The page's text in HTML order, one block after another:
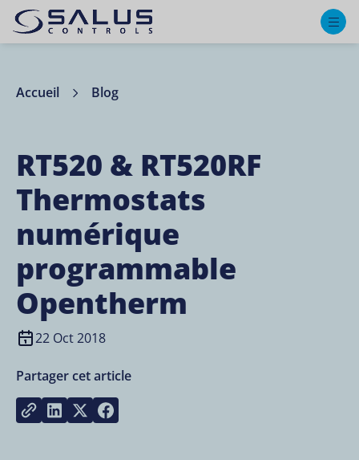
Accueil Blog
RT520 & RT520RF
Thermostats
numérique
programmable
Opentherm
22 Oct 2018
Partager cet article
Copy linkShare on LinkedIn
Share on Twitter